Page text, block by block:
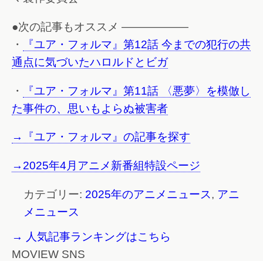
●次の記事もオススメ ——————
・
『ユア・フォルマ』第12話 今までの犯行の共
通点に気づいたハロルドとビガ
・
『ユア・フォルマ』第11話 〈悪夢〉を模倣し
た事件の、思いもよらぬ被害者
→『ユア・フォルマ』の記事を探す
→2025年4月アニメ新番組特設ページ
カテゴリー: 2025年のアニメニュース, アニ
メニュース
→ 人気記事ランキングはこちら
MOVIEW SNS